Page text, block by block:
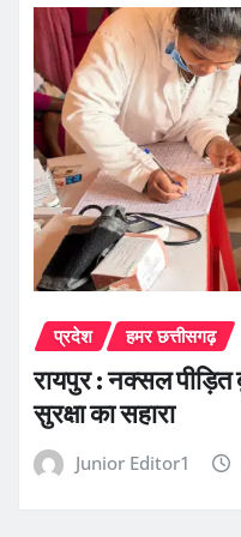
प्रदेश हमर छत्तीसगढ़
रायपुर : नक्सल पीड़ित
सुरक्षा का सहारा
Junior Editor1